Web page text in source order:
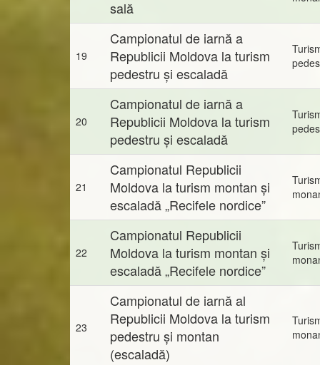
sală
19
Campionatul de iarnă a
Republicii Moldova la turism
pedestru și escaladă
20
Campionatul de iarnă a
Republicii Moldova la turism
pedestru și escaladă
21
Campionatul Republicii
Moldova la turism montan și
escaladă „Recifele nordice”
22
Campionatul Republicii
Moldova la turism montan și
escaladă „Recifele nordice”
23
Campionatul de iarnă al
Republicii Moldova la turism
pedestru și montan
(escaladă)